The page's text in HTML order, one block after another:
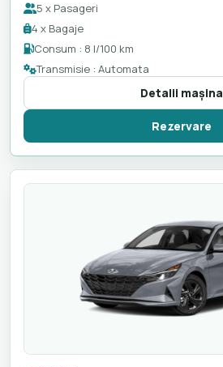
5 x Pasageri
4 x Bagaje
Consum : 8 l/100 km
Transmisie : Automata
Detalii maşina
Rezervare